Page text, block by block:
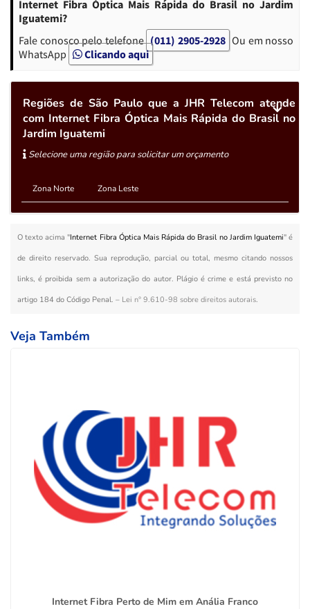
Internet Fibra Óptica Mais Rápida do Brasil no Jardim
Iguatemi?
Fale conosco pelo telefone (011) 2905-2928 Ou em nosso
WhatsApp
Clicando aqui
Regiões de São Paulo que a JHR Telecom atende
com Internet Fibra Óptica Mais Rápida do Brasil no
Jardim Iguatemi
Selecione uma região para solicitar um orçamento
Zona Norte Zona Leste
O texto acima "Internet Fibra Óptica Mais Rápida do Brasil no Jardim Iguatemi" é
de direito reservado. Sua reprodução, parcial ou total, mesmo citando nossos
links, é proibida sem a autorização do autor. Plágio é crime e está previsto no
artigo 184 do Código Penal. – Lei n° 9.610-98 sobre direitos autorais.
Veja Também
Internet Fibra Perto de Mim em Anália Franco